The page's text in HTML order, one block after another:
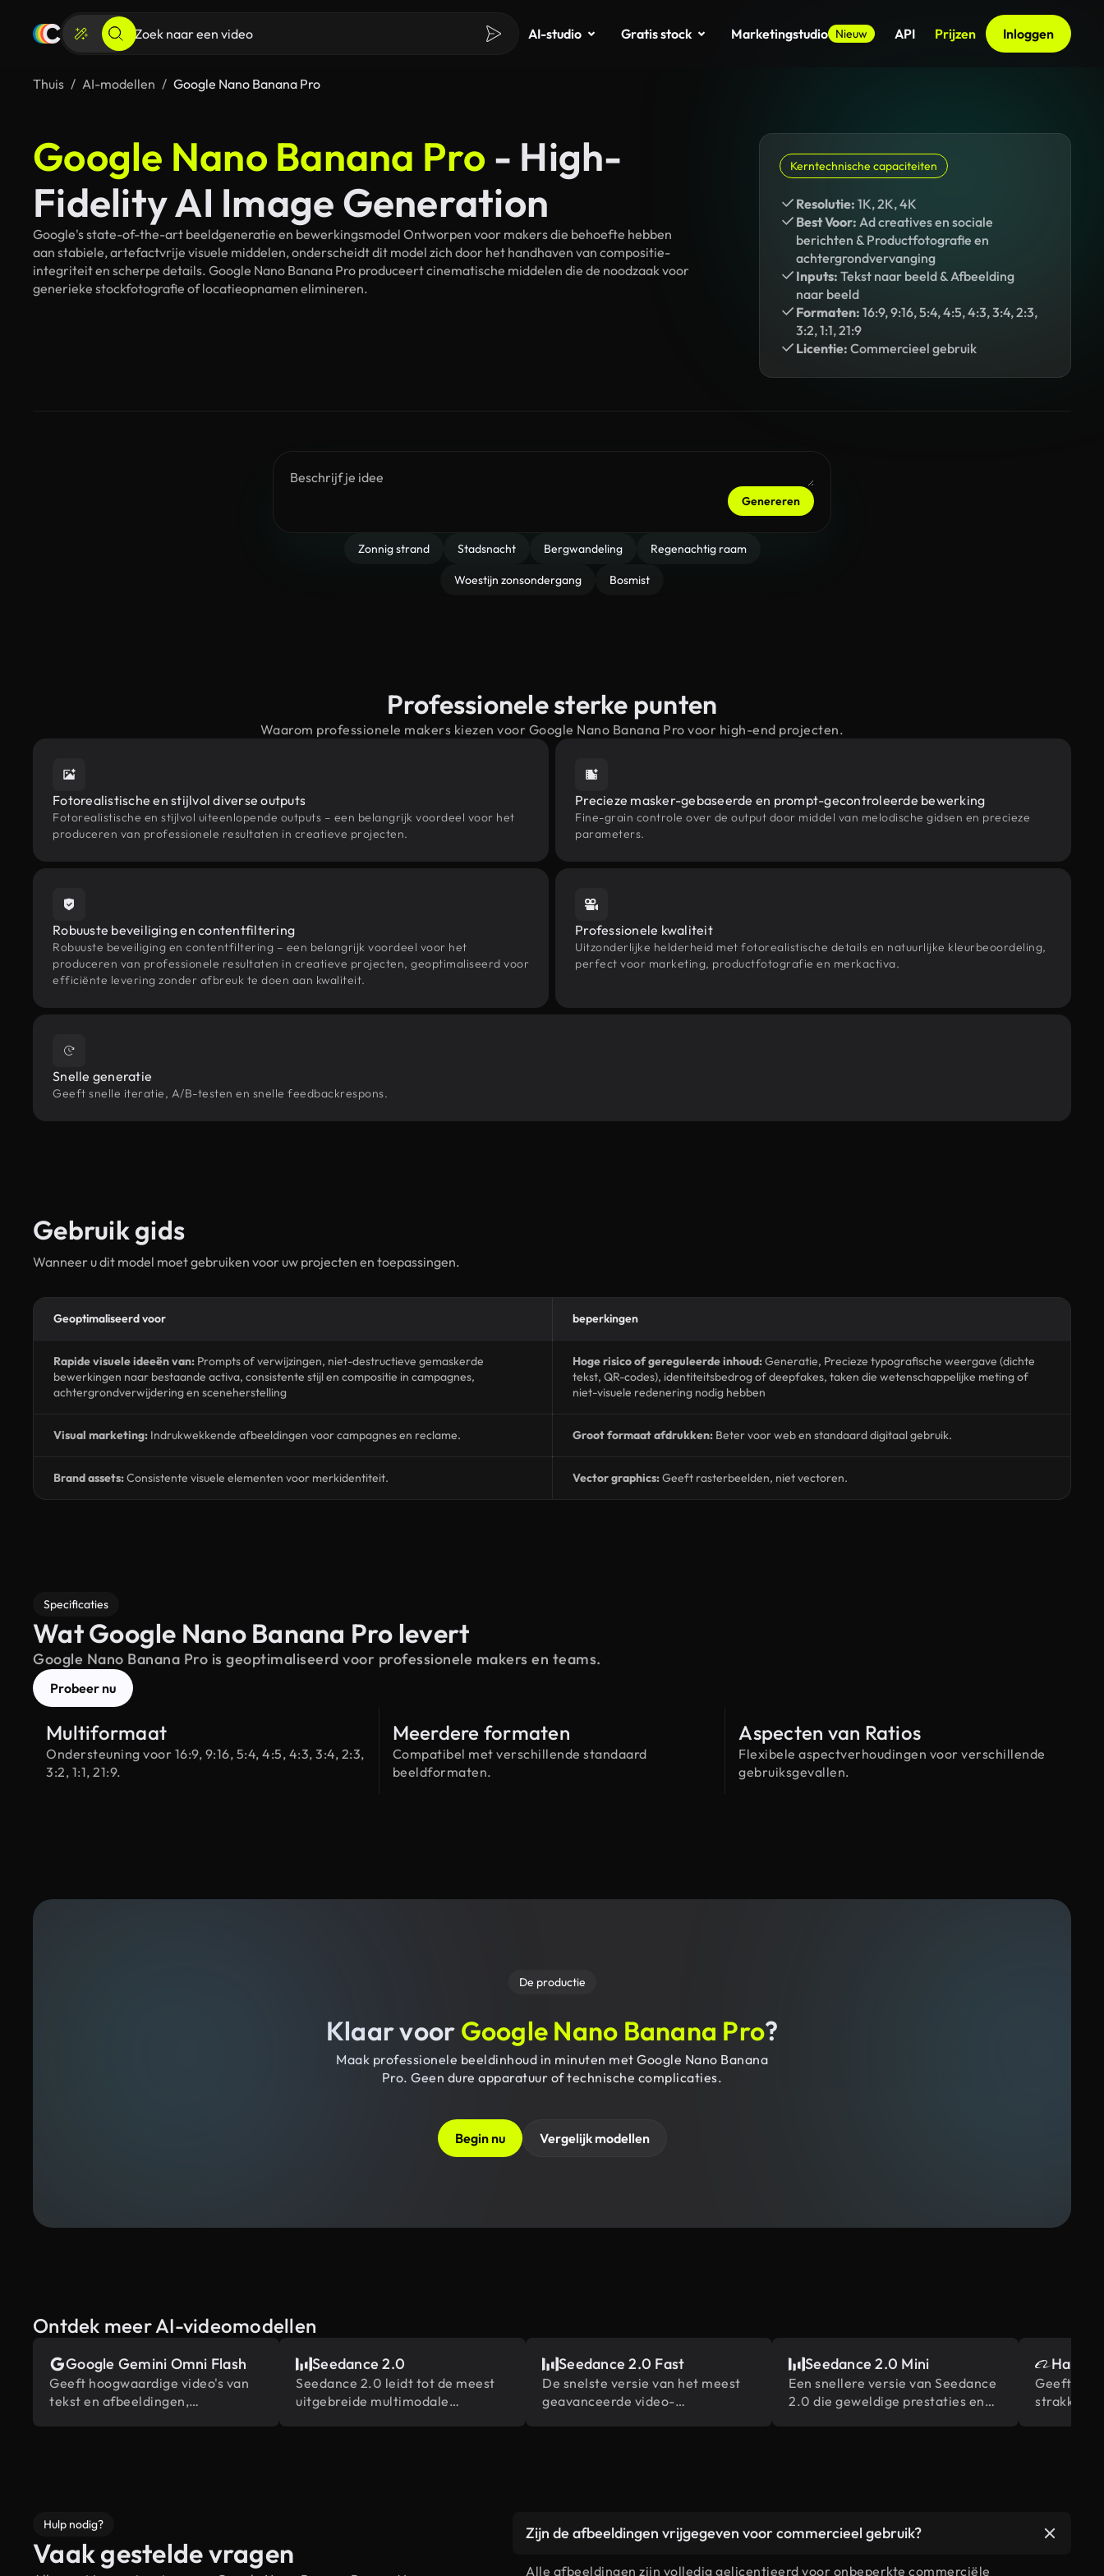
AI-studio Gratis stock Marketingstudio Nieuw API Prijzen Inloggen
Thuis AI-modellen Google Nano Banana Pro
Google Nano Banana Pro - High-
Fidelity AI Image Generation
Google's state-of-the-art beeldgeneratie en bewerkingsmodel Ontworpen voor makers die behoefte hebben
aan stabiele, artefactvrije visuele middelen, onderscheidt dit model zich door het handhaven van compositie-
integriteit en scherpe details. Google Nano Banana Pro produceert cinematische middelen die de noodzaak voor
generieke stockfotografie of locatieopnamen elimineren.
Kerntechnische capaciteiten
Resolutie: 1K, 2K, 4K
Best Voor: Ad creatives en sociale
berichten & Productfotografie en
achtergrondvervanging
Inputs: Tekst naar beeld & Afbeelding
naar beeld
Formaten: 16:9, 9:16, 5:4, 4:5, 4:3, 3:4, 2:3,
3:2, 1:1, 21:9
Licentie: Commercieel gebruik
Genereren
Zonnig strand Stadsnacht Bergwandeling Regenachtig raam
Woestijn zonsondergang Bosmist
Professionele sterke punten
Waarom professionele makers kiezen voor Google Nano Banana Pro voor high-end projecten.
Fotorealistische en stijlvol diverse outputs
Fotorealistische en stijlvol uiteenlopende outputs – een belangrijk voordeel voor het
produceren van professionele resultaten in creatieve projecten.
Precieze masker-gebaseerde en prompt-gecontroleerde bewerking
Fine-grain controle over de output door middel van melodische gidsen en precieze
parameters.
Robuuste beveiliging en contentfiltering
Robuuste beveiliging en contentfiltering – een belangrijk voordeel voor het
produceren van professionele resultaten in creatieve projecten, geoptimaliseerd voor
efficiënte levering zonder afbreuk te doen aan kwaliteit.
Professionele kwaliteit
Uitzonderlijke helderheid met fotorealistische details en natuurlijke kleurbeoordeling,
perfect voor marketing, productfotografie en merkactiva.
Snelle generatie
Geeft snelle iteratie, A/B-testen en snelle feedbackrespons.
Gebruik gids
Wanneer u dit model moet gebruiken voor uw projecten en toepassingen.
Geoptimaliseerd voor beperkingen
Rapide visuele ideeën van: Prompts of verwijzingen, niet-destructieve gemaskerde
bewerkingen naar bestaande activa, consistente stijl en compositie in campagnes,
achtergrondverwijdering en sceneherstelling
Hoge risico of gereguleerde inhoud:Generatie, Precieze typografische weergave (dichte
tekst, QR-codes), identiteitsbedrog of deepfakes, taken die wetenschappelijke meting of
niet-visuele redenering nodig hebben
Visual marketing: Indrukwekkende afbeeldingen voor campagnes en reclame. Groot formaat afdrukken: Beter voor web en standaard digitaal gebruik.
Brand assets:Consistente visuele elementen voor merkidentiteit. Vector graphics:Geeft rasterbeelden, niet vectoren.
Specificaties
Wat Google Nano Banana Pro levert
Google Nano Banana Pro is geoptimaliseerd voor professionele makers en teams.
Probeer nu
Multiformaat
Ondersteuning voor 16:9, 9:16, 5:4, 4:5, 4:3, 3:4, 2:3,
3:2, 1:1, 21:9.
Meerdere formaten
Compatibel met verschillende standaard
beeldformaten.
Aspecten van Ratios
Flexibele aspectverhoudingen voor verschillende
gebruiksgevallen.
De productie
Klaar voor Google Nano Banana Pro?
Maak professionele beeldinhoud in minuten met Google Nano Banana
Pro. Geen dure apparatuur of technische complicaties.
Begin nu Vergelijk modellen
Ontdek meer AI-videomodellen
Google Gemini Omni Flash
Geeft hoogwaardige video's van
tekst en afbeeldingen,
Seedance 2.0
Seedance 2.0 leidt tot de meest
uitgebreide multimodale
Seedance 2.0 Fast
De snelste versie van het meest
geavanceerde video-
Seedance 2.0 Mini
Een snellere versie van Seedance
2.0 die geweldige prestaties en
Happy
Geeft
strakker
Hulp nodig?
Vaak gestelde vragen
Zijn de afbeeldingen vrijgegeven voor commercieel gebruik?
Alle afbeeldingen zijn volledig gelicentieerd voor onbeperkte commerciële